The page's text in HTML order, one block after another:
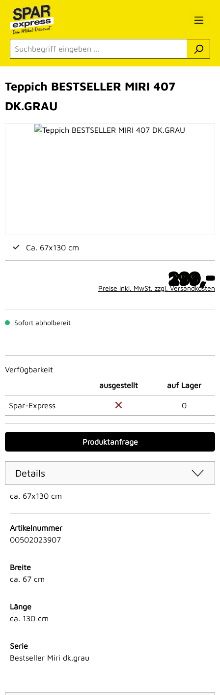
Zum Hauptinhalt springen
Bildergalerie überspringen
Teppich BESTSELLER MIRI 407
DK.GRAU
Ca. 67x130 cm
299,-
Preise inkl. MwSt. zzgl. Versandkosten
Sofort abholbereit
Verfügbarkeit
ausgestellt
auf Lager
Spar-Express 0
Produktanfrage
Details
ca. 67x130 cm
Artikelnummer
00502023907
Breite
ca. 67 cm
Länge
ca. 130 cm
Serie
Bestseller Miri dk.grau